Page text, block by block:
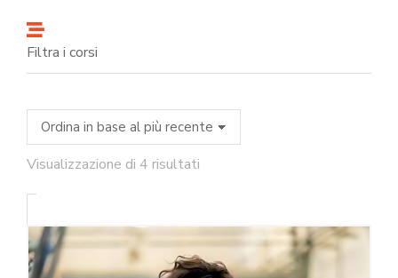
Filtra i corsi
Visualizzazione di 4 risultati